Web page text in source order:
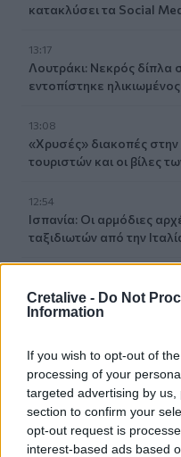
Cretalive - Do Not
Information
If you wish to opt-out of
processing of your
targeted advertising by
section to confirm your
opt-out request is
interest-based ads based
κατακλύσει τα Social
13:17
Λουτράκι: Νεκρός δίπλα
εντοπίστηκε ηλικιωμένος
13:08
«Χρυσές» διακοπές
τουριστών και οι βίλες
12:54
Ισπανία: Οι αρμόδιες
ταξιδιωτών από την
Κρήτη: Ριπές ανέμου έως
"κόκκινος" συναγερμός
12:44
Άρτα: Απολογούνται ο
ασφαλείας του ΔΕΔΔΗΕ
12:38
Τουρνάς: Σε επιφυλακή ο